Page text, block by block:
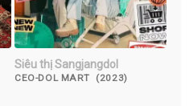
Siêu thị Sangjangdol
CEO-DOL MART (2023)